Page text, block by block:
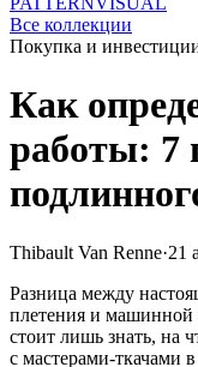
Все коллекции
Покупка и
Как
работы: 7
Thibault Van Renne·21
Разница между
плетения и машинной
стоит лишь знать, на
с мастерами-ткачами